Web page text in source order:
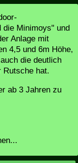
die Minimoys" und
Anlage mit
4,5 und 6m Höhe,
die deutlich
Rutsche hat.
ab 3 Jahren zu